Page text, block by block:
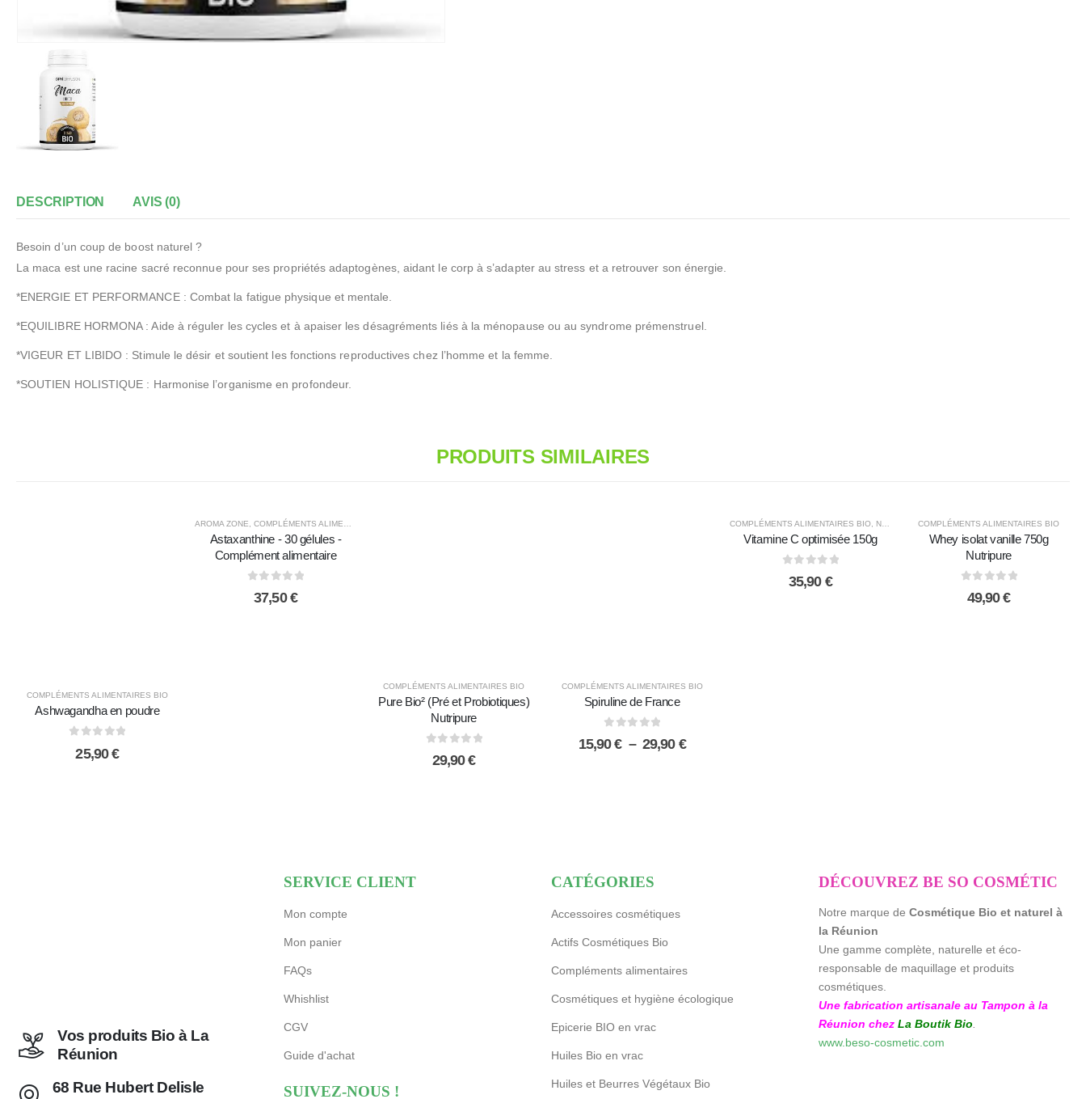
DESCRIPTION AVIS (0)
Besoin d’un coup de boost naturel ?
La maca est une racine sacré reconnue pour ses propriétés adaptogènes, aidant le corp à s’adapter au stress et a retrouver son énergie.
*ENERGIE ET PERFORMANCE : Combat la fatigue physique et mentale.
*EQUILIBRE HORMONA : Aide à réguler les cycles et à apaiser les désagréments liés à la ménopause ou au syndrome prémenstruel.
*VIGEUR ET LIBIDO : Stimule le désir et soutient les fonctions reproductives chez l’homme et la femme.
*SOUTIEN HOLISTIQUE : Harmonise l’organisme en profondeur.
PRODUITS SIMILAIRES
COMPLÉMENTS ALIMENTAIRES BIO
Ashwagandha en poudre
25,90€
AROMA ZONE COMPLÉMENTS ALIMENTAIRES BIO
Astaxanthine - 30 gélules -
Complément alimentaire
37,50€
COMPLÉMENTS ALIMENTAIRES BIO
Pure Bio² (Pré et Probiotiques)
Nutripure
29,90€
COMPLÉMENTS ALIMENTAIRES BIO
Spiruline de France
15,90€ – 29,90 €Plage
COMPLÉMENTS ALIMENTAIRES BIO, NON CLASSÉ
Vitamine C optimisée 150g
35,90 €
COMPLÉMENTS ALIMENTAIRES BIO
Whey isolat vanille 750g
Nutripure
49,90€
Vos produits Bio à La
Réunion
68 Rue Hubert Delisle
SERVICE CLIENT
Mon compte
Mon panier
FAQs
Whishlist
CGV
Guide d'achat
SUIVEZ-NOUS !
CATÉGORIES
Accessoires cosmétiques
Actifs Cosmétiques Bio
Compléments alimentaires
Cosmétiques et hygiène écologique
Epicerie BIO en vrac
Huiles Bio en vrac
Huiles et Beurres Végétaux Bio
DÉCOUVREZ BE SO COSMÉTIC
Notre marque de Cosmétique Bio et naturel à
la Réunion
Une gamme complète, naturelle et éco-
responsable de maquillage et produits
cosmétiques.
Une fabrication artisanale au Tampon à la
Réunion chez La Boutik Bio
www.beso-cosmetic.com